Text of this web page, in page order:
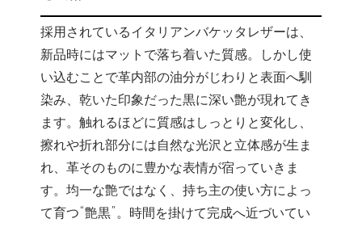
採用されているイタリアンバケッタレザーは、
新品時にはマットで落ち着いた質感。しかし使
い込むことで革内部の油分がじわりと表面へ馴
染み、乾いた印象だった黒に深い艶が現れてき
ます。触れるほどに質感はしっとりと変化し、
擦れや折れ部分には自然な光沢と立体感が生ま
れ、革そのものに豊かな表情が宿っていきま
す。均一な艶ではなく、持ち主の使い方によっ
て育つ“艶黒”。時間を掛けて完成へ近づいてい